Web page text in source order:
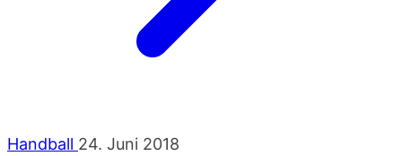
Handball 24. Juni 2018